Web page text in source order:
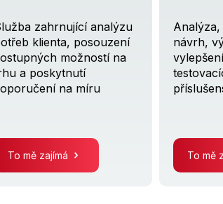
Analýza, plánování,
návrh, vývoj nových nebo
vylepšení stávajících
testovacích zařízení nebo
příslušenství
To mě zajímá